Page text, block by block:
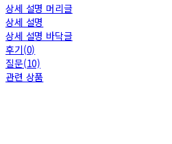
상세 설명 머리글
상세 설명
상세 설명 바닥글
후기(0)
질문(10)
관련 상품